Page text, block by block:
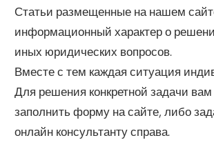
Статьи размещенные на нашем
информационный характер о
иных юридических вопросов.
Вместе с тем каждая ситуация
Для решения конкретной задачи
заполнить форму на сайте, либо
онлайн консультанту справа.